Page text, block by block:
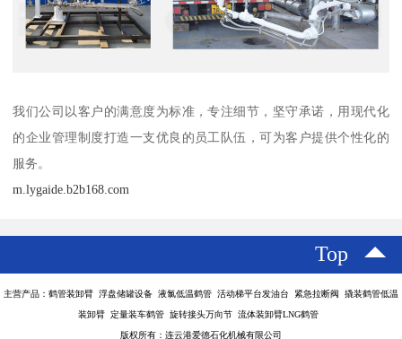
我们公司以客户的满意度为标准，专注细节，坚守承诺，用现代化
的企业管理制度打造一支优良的员工队伍，可为客户提供个性化的
服务。
m.lygaide.b2b168.com
Top
主营产品：鹤管装卸臂 浮盘储罐设备 液氯低温鹤管 活动梯平台发油台 紧急拉断阀 撬装鹤管低温
装卸臂 定量装车鹤管 旋转接头万向节 流体装卸臂LNG鹤管
版权所有：连云港爱德石化机械有限公司